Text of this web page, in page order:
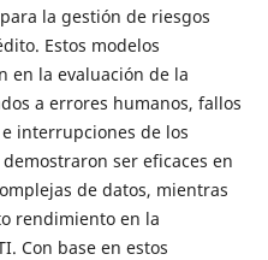
la gestión de riesgos
Estos modelos
en la evaluación de la
a errores humanos, fallos
interrupciones de los
ser eficaces en
de datos, mientras
rendimiento en la
Con base en estos